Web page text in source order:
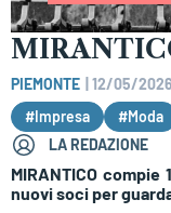
PIEMONTE
12/05/2026
#Impresa
#Moda
LA REDAZIONE
MIRANTICO
nuovi soci per